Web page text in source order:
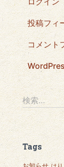
投稿フィ
コメント
検
索
:
検索…
Tags